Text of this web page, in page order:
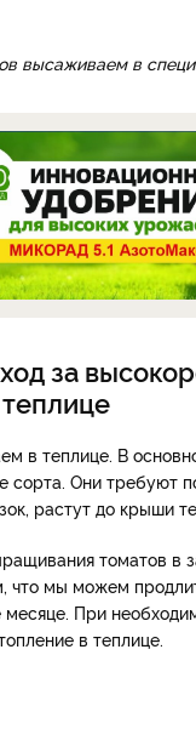
высаживаем в
за
в теплице. В
сорта. Они требуют
растут до крыши
томатов в
что мы можем
месяце. При
в теплице.